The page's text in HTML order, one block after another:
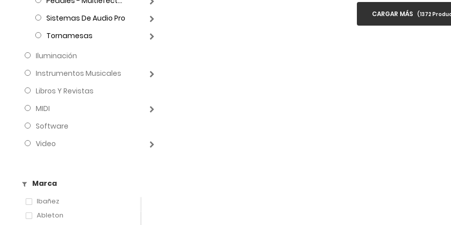
Sistemas De Audio Pro
Tornamesas
Iluminación
Instrumentos Musicales
Libros Y Revistas
MIDI
Software
Video
Marca
Ibañez
Ableton
CARGAR MÁS (1372